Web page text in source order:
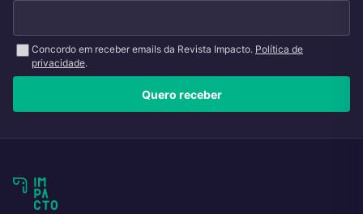
Concordo em receber emails da Revista Impacto. Política de
privacidade.
Quero receber